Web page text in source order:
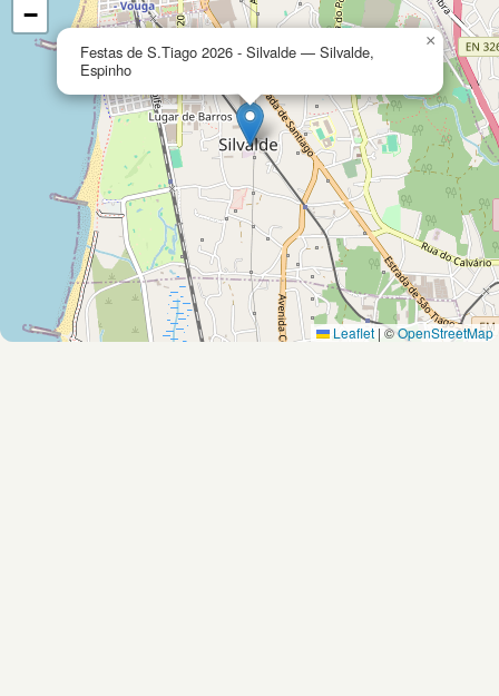
Festas de S.Tiago 2026 - Silvalde — Silvalde,
Espinho
×
−
Leaflet |©OpenStreetMap